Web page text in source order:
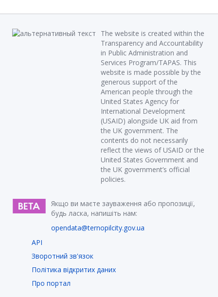
The website is created within the
Transparency and Accountability
in Public Administration and
Services Program/TAPAS. This
website is made possible by the
generous support of the
American people through the
United States Agency for
International Development
(USAID) alongside UK aid from
the UK government. The
contents do not necessarily
reflect the views of USAID or the
United States Government and
the UK government’s official
policies.
Якщо ви маєте зауваження або пропозиції,
будь ласка, напишіть нам:
opendata@ternopilcity.gov.ua
API
Зворотний зв'язок
Політика відкритих даних
Про портал